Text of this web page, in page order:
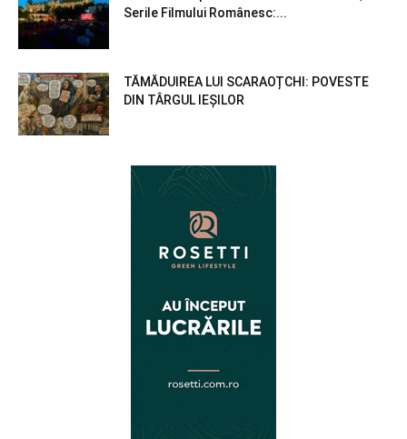
Serile Filmului Românesc:...
TĂMĂDUIREA LUI SCARAOȚCHI: POVESTE
DIN TÂRGUL IEȘILOR